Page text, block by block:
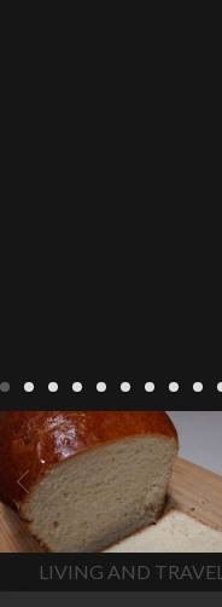
Recepten Wonen
baken in
Frankrijk bakken in de
Vendee
brood bakken
brood met gist gist brood
het beste brood hoe moet
ik brood bakken is melk
brood gezond is
gezond mama's brood
brood melk brood en
In The Vendee